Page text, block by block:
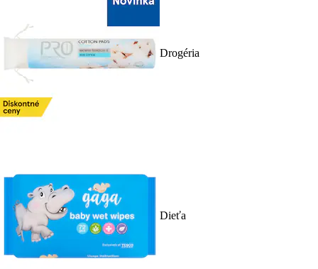
Drogéria
Dieťa